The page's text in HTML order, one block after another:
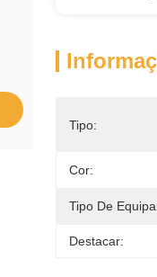
Tipo:
Cor:
Tipo De
Destacar: